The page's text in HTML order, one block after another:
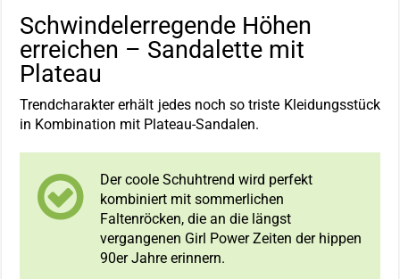
Schwindelerregende Höhen
erreichen – Sandalette mit
Plateau
Trendcharakter erhält jedes noch so triste Kleidungsstück
in Kombination mit Plateau-Sandalen.
Der coole Schuhtrend wird perfekt
kombiniert mit sommerlichen
Faltenröcken, die an die längst
vergangenen Girl Power Zeiten der hippen
90er Jahre erinnern.